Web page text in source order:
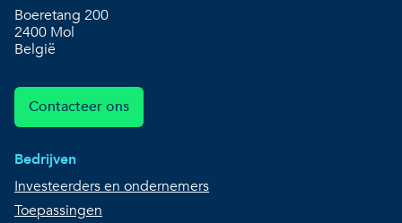
Boeretang 200
2400 Mol
België
Contacteer ons
Bedrijven
Investeerders en ondernemers
Toepassingen